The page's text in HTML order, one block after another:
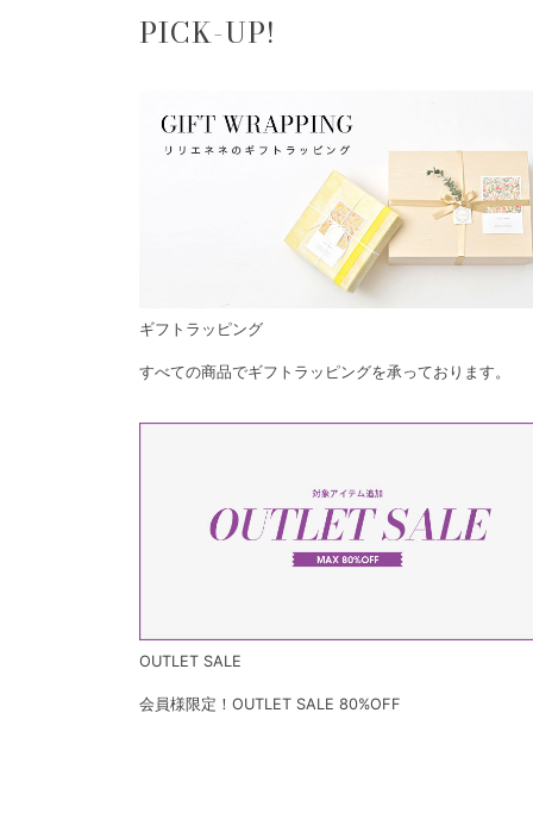
PICK-UP!
ギフトラッピング
すべての商品でギフトラッピングを承っております。
OUTLET SALE
会員様限定！OUTLET SALE 80%OFF